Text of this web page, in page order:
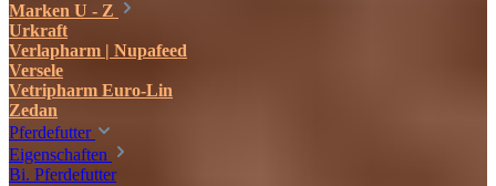
Marken U - Z
Urkraft
Verlapharm | Nupafeed
Versele
Vetripharm Euro-Lin
Zedan
Pferdefutter
Eigenschaften
Bi. Pferdefutter